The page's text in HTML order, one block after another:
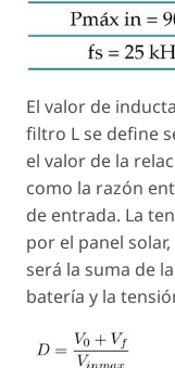
El valor de
filtro L se define
el valor de la
como la razón
de entrada. La
por el panel
será la suma de
batería y la